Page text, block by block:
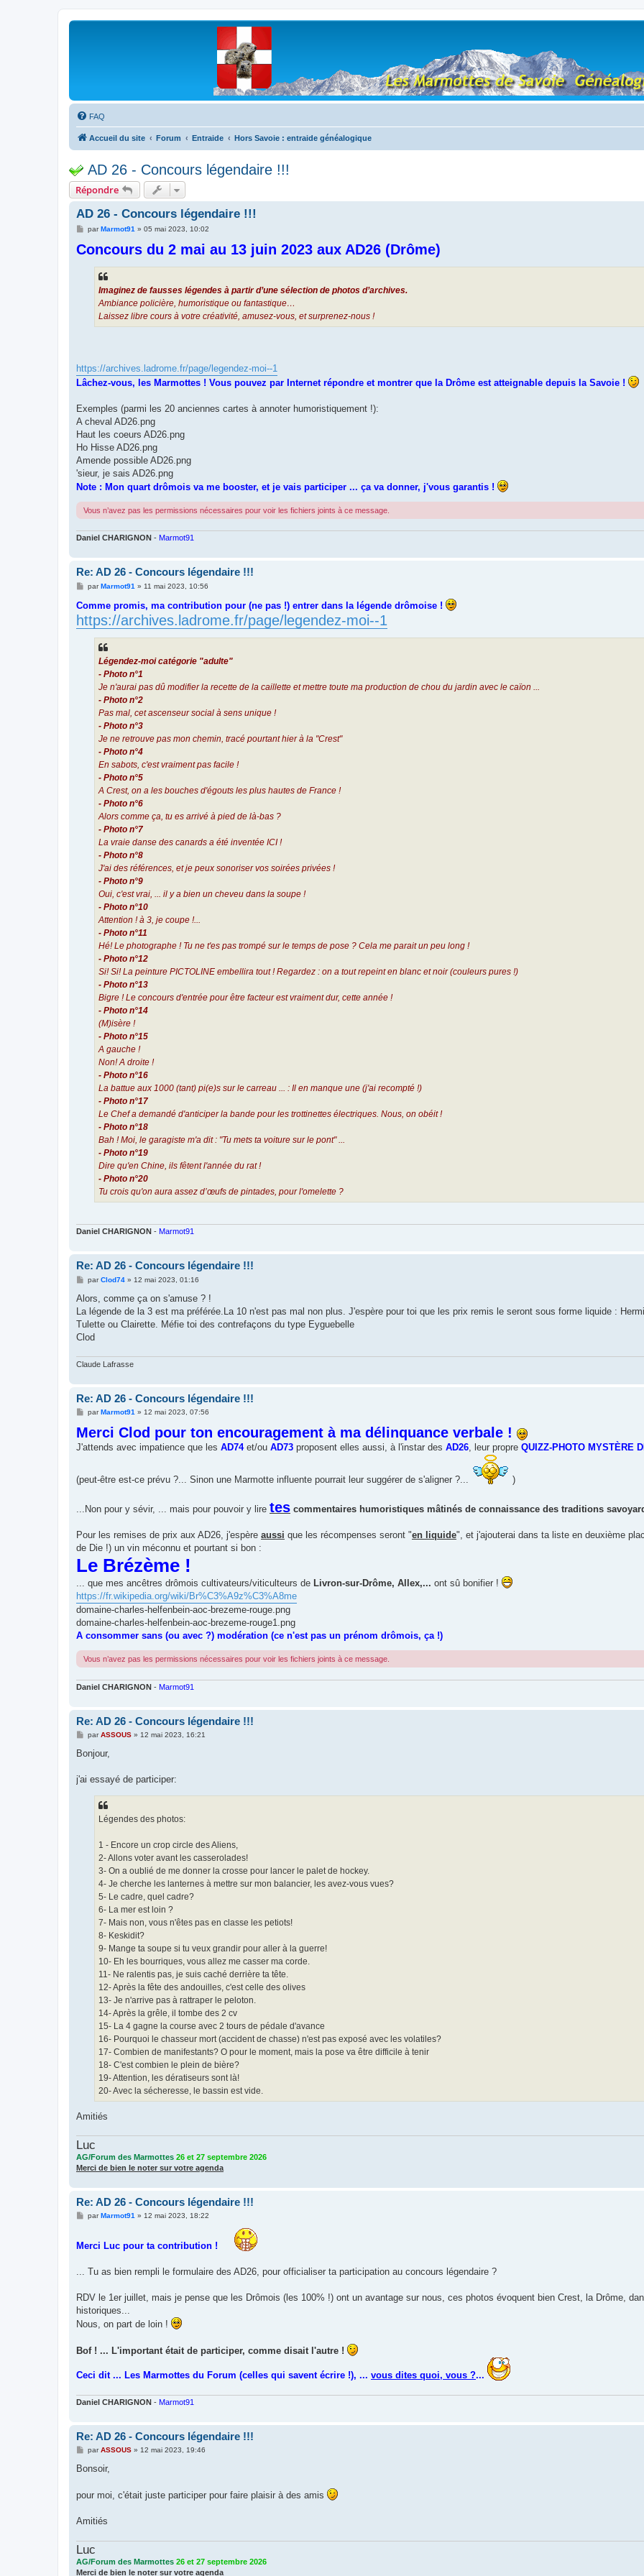
Les Marmottes de Savoie
FAQ
Accueil du site Forum Entraide Hors Savoie : entraide généalogique
AD 26 - Concours légendaire !!!
Répondre
AD 26 - Concours légendaire !!!
M
s
s
parMarmot91 » 05 mai 2023, 10:02
Concours du 2 mai au 13 juin 2023 aux AD26 (Drôme)
Imaginez de fausses légendes à partir d’une sélection de photos d’archives.
Ambiance policière, humoristique ou fantastique…
Laissez libre cours à votre créativité, amusez-vous, et surprenez-nous !
https://archives.ladrome.fr/page/legendez-moi--1
Lâchez-vous, les Marmottes ! Vous pouvez par Internet répondre et montrer que la Drôme est atteignable depuis la Savoie !
Exemples (parmi les 20 anciennes cartes à annoter humoristiquement !):
A cheval AD26.png
Haut les coeurs AD26.png
Ho Hisse AD26.png
Amende possible AD26.png
'sieur, je sais AD26.png
Note : Mon quart drômois va me booster, et je vais participer ... ça va donner, j'vous garantis !
Vous n’avez pas les permissions nécessaires pour voir les fichiers joints à ce message.
Daniel CHARIGNON - Marmot91
Re: AD 26 - Concours légendaire !!!
M
s
s
a
g
parMarmot91 » 11 mai 2023, 10:56
Comme promis, ma contribution pour (ne pas !) entrer dans la légende drômoise !
https://archives.ladrome.fr/page/legendez-moi--1
Légendez-moi catégorie "adulte"
- Photo n°1
Je n'aurai pas dû modifier la recette de la caillette et mettre toute ma production de chou du jardin avec le caïon ...
- Photo n°2
Pas mal, cet ascenseur social à sens unique !
- Photo n°3
Je ne retrouve pas mon chemin, tracé pourtant hier à la "Crest"
- Photo n°4
En sabots, c'est vraiment pas facile !
- Photo n°5
A Crest, on a les bouches d'égouts les plus hautes de France !
- Photo n°6
Alors comme ça, tu es arrivé à pied de là-bas ?
- Photo n°7
La vraie danse des canards a été inventée ICI !
- Photo n°8
J'ai des références, et je peux sonoriser vos soirées privées !
- Photo n°9
Oui, c'est vrai, ... il y a bien un cheveu dans la soupe !
- Photo n°10
Attention ! à 3, je coupe !...
- Photo n°11
Hé! Le photographe ! Tu ne t'es pas trompé sur le temps de pose ? Cela me parait un peu long !
- Photo n°12
Si! Si! La peinture PICTOLINE embellira tout ! Regardez : on a tout repeint en blanc et noir (couleurs pures !)
- Photo n°13
Bigre ! Le concours d'entrée pour être facteur est vraiment dur, cette année !
- Photo n°14
(M)isère !
- Photo n°15
A gauche !
Non! A droite !
- Photo n°16
La battue aux 1000 (tant) pi(e)s sur le carreau ... : Il en manque une (j'ai recompté !)
- Photo n°17
Le Chef a demandé d'anticiper la bande pour les trottinettes électriques. Nous, on obéit !
- Photo n°18
Bah ! Moi, le garagiste m'a dit : "Tu mets ta voiture sur le pont" ...
- Photo n°19
Dire qu'en Chine, ils fêtent l'année du rat !
- Photo n°20
Tu crois qu'on aura assez d’œufs de pintades, pour l'omelette ?
Daniel CHARIGNON - Marmot91
Re: AD 26 - Concours légendaire !!!
M
s
a
g
parClod74» 12 mai 2023, 01:16
Alors, comme ça on s'amuse ? !
La légende de la 3 est ma préférée.La 10 n'est pas mal non plus. J'espère pour toi que les prix remis le seront sous forme liquide :
Tulette ou Clairette. Méfie toi des contrefaçons du type Eyguebelle
Clod
Claude Lafrasse
Re: AD 26 - Concours légendaire !!!
M
s
s
a
parMarmot91 » 12 mai 2023, 07:56
Merci Clod pour ton encouragement à ma délinquance verbale !
J'attends avec impatience que les AD74et/ou AD73 proposent elles aussi, à l'instar des AD26, leur propre QUIZZ-PHOTO MYSTÈRE
(peut-être est-ce prévu ?... Sinon une Marmotte influente pourrait leur suggérer de s'aligner ?... )
...Non pour y sévir, ... mais pour pouvoir y lire tes commentaires humoristiques mâtinés de connaissance des traditions
Pour les remises de prix aux AD26, j'espère aussi que les récompenses seront "en liquide", et j'ajouterai dans ta liste en deuxième
de Die !) un vin méconnu et pourtant si bon :
Le Brézème !
... que mes ancêtres drômois cultivateurs/viticulteurs de Livron-sur-Drôme, Allex,... ont sû bonifier !
https://fr.wikipedia.org/wiki/Br%C3%A9z%C3%A8me
domaine-charles-helfenbein-aoc-brezeme-rouge.png
domaine-charles-helfenbein-aoc-brezeme-rouge1.png
A consommer sans (ou avec ?) modération (ce n'est pas un prénom drômois, ça !)
Vous n’avez pas les permissions nécessaires pour voir les fichiers joints à ce message.
Daniel CHARIGNON - Marmot91
Re: AD 26 - Concours légendaire !!!
M
s
g
parASSOUS» 12 mai 2023, 16:21
Bonjour,
j'ai essayé de participer:
Légendes des photos:
1 - Encore un crop circle des Aliens,
2- Allons voter avant les casserolades!
3- On a oublié de me donner la crosse pour lancer le palet de hockey.
4- Je cherche les lanternes à mettre sur mon balancier, les avez-vous vues?
5- Le cadre, quel cadre?
6- La mer est loin ?
7- Mais non, vous n'êtes pas en classe les petiots!
8- Keskidit?
9- Mange ta soupe si tu veux grandir pour aller à la guerre!
10- Eh les bourriques, vous allez me casser ma corde.
11- Ne ralentis pas, je suis caché derrière ta tête.
12- Après la fête des andouilles, c'est celle des olives
13- Je n'arrive pas à rattraper le peloton.
14- Après la grêle, il tombe des 2 cv
15- La 4 gagne la course avec 2 tours de pédale d'avance
16- Pourquoi le chasseur mort (accident de chasse) n'est pas exposé avec les volatiles?
17- Combien de manifestants? O pour le moment, mais la pose va être difficile à tenir
18- C'est combien le plein de bière?
19- Attention, les dératiseurs sont là!
20- Avec la sécheresse, le bassin est vide.
Amitiés
Luc
AG/Forum des Marmottes 26 et 27 septembre 2026
Merci de bien le noter sur votre agenda
Re: AD 26 - Concours légendaire !!!
M
a
e
parMarmot91 » 12 mai 2023, 18:22
Merci Luc pour ta contribution !
... Tu as bien rempli le formulaire des AD26, pour officialiser ta participation au concours légendaire ?
RDV le 1er juillet, mais je pense que les Drômois (les 100% !) ont un avantage sur nous, ces photos évoquent bien Crest, la Drôme,
historiques...
Nous, on part de loin !
Bof ! ... L'important était de participer, comme disait l'autre !
Ceci dit ... Les Marmottes du Forum (celles qui savent écrire !), ... vous dites quoi, vous ?...
Daniel CHARIGNON - Marmot91
Re: AD 26 - Concours légendaire !!!
M
s
g
e
parASSOUS» 12 mai 2023, 19:46
Bonsoir,
pour moi, c'était juste participer pour faire plaisir à des amis
Amitiés
Luc
AG/Forum des Marmottes 26 et 27 septembre 2026
Merci de bien le noter sur votre agenda